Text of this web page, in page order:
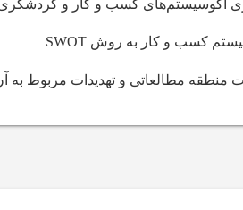
اکوسیستم‌های کسب و کار و
کسب و کار به روش SWOT
مطالعاتی و تهدیدات مربوط به